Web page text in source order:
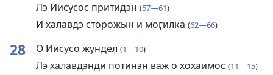
Лэ Иисусос притидэн (57—61)
И халавдэ сторожын и моӷилка (62—66)
28 О Иисусо жундёл (1—10)
Лэ халавдэнди потинэн важ о хохаимос (11—15)